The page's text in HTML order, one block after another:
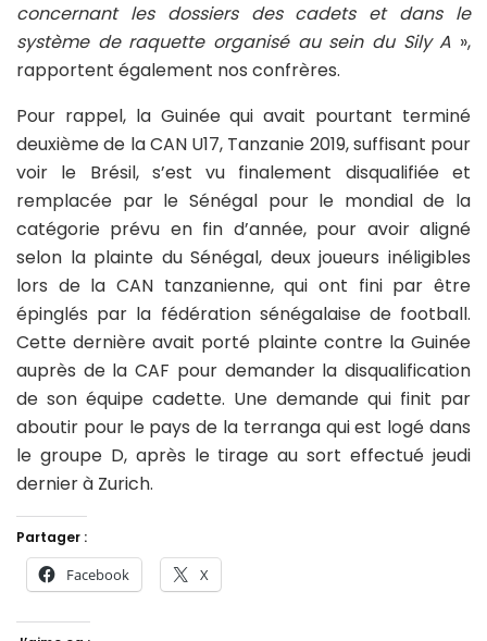
concernant les dossiers des cadets et dans le
système de raquette organisé au sein du Sily A »,
rapportent également nos confrères.
Pour rappel, la Guinée qui avait pourtant terminé
deuxième de la CAN U17, Tanzanie 2019, suffisant pour
voir le Brésil, s’est vu finalement disqualifiée et
remplacée par le Sénégal pour le mondial de la
catégorie prévu en fin d’année, pour avoir aligné
selon la plainte du Sénégal, deux joueurs inéligibles
lors de la CAN tanzanienne, qui ont fini par être
épinglés par la fédération sénégalaise de football.
Cette dernière avait porté plainte contre la Guinée
auprès de la CAF pour demander la disqualification
de son équipe cadette. Une demande qui finit par
aboutir pour le pays de la terranga qui est logé dans
le groupe D, après le tirage au sort effectué jeudi
dernier à Zurich.
Partager :
Facebook X